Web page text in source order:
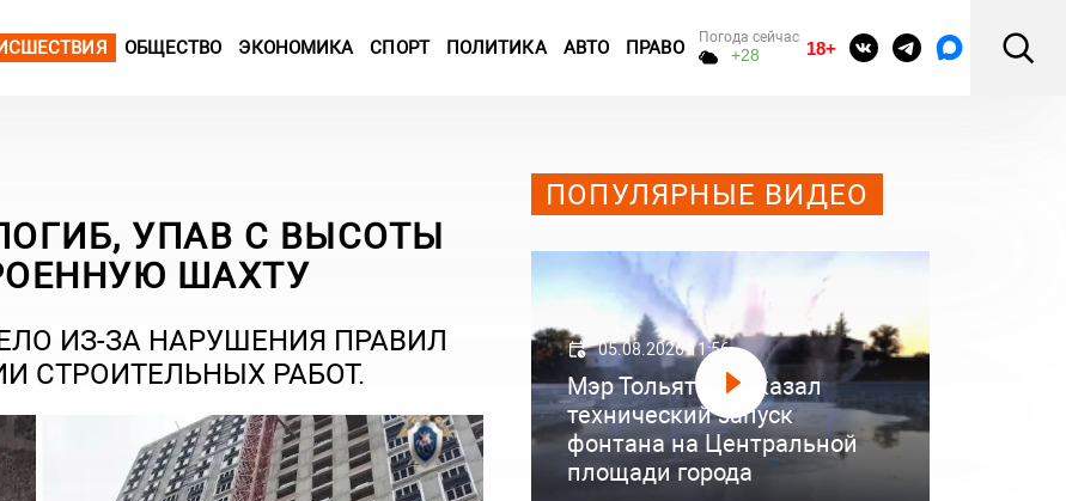
ОБЩЕСТВО ЭКОНОМИКА СПОРТ ПОЛИТИКА АВТО ПРАВО Погода сейчас
+28 18+
УПАВ С ВЫСОТЫ
ШАХТУ
ИЗ-ЗА НАРУШЕНИЯ ПРАВИЛ
СТРОИТЕЛЬНЫХ РАБОТ.
ПОПУЛЯРНЫЕ ВИДЕО
05.08.2026 11:56
Мэр Тольятти показал
технический запуск
фонтана на Центральной
площади города